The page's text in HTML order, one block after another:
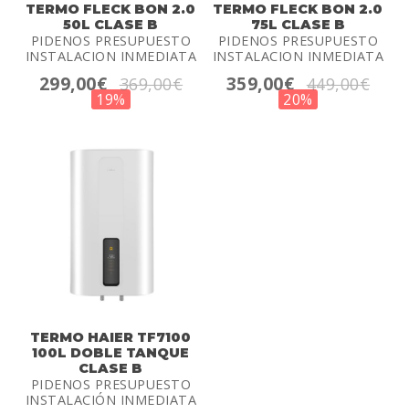
TERMO FLECK BON 2.0
50L CLASE B
PIDENOS PRESUPUESTO
INSTALACION INMEDIATA
299,00€ 369,00€
19%
TERMO FLECK BON 2.0
75L CLASE B
PIDENOS PRESUPUESTO
INSTALACION INMEDIATA
359,00€ 449,00€
20%
TERMO HAIER TF7100
100L DOBLE TANQUE
CLASE B
PIDENOS PRESUPUESTO
INSTALACIÓN INMEDIATA